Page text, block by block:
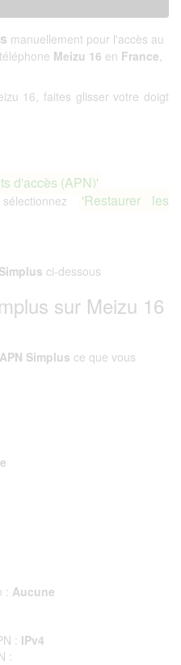
manuellement pour l'accès au
Meizu 16 en France,
16, faites glisser votre doigt
d'accès (APN)'
'Restaurer les
ci-dessous
sur Meizu 16
APN Simplus ce que vous
: Aucune
: IPv4
: